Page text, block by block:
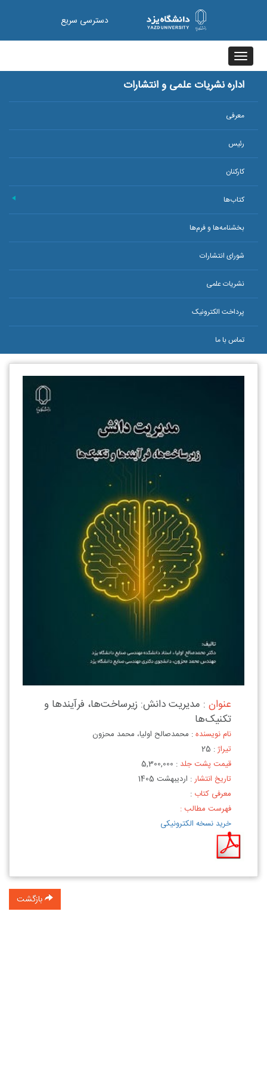
دسترسی سریع
Toggle
navigation
اداره نشریات علمی و انتشارات
معرفی
رئیس
کارکنان
کتاب‌ها
بخشنامه‌ها و فرم‌ها
شورای انتشارات
نشریات علمی
پرداخت الکترونیک
تماس با ما
عنوان : مدیریت دانش: زیرساخت‌ها، فرآیندها و
تکنیک‌ها
نام نویسنده: محمدصالح اولیا، محمد محزون
تیراژ: 25
قیمت پشت جلد : 5,300,000
تاریخ انتشار: اردیبهشت 1405
معرفی کتاب :
فهرست مطالب :
خرید نسخه الکترونیکی
بازگشت